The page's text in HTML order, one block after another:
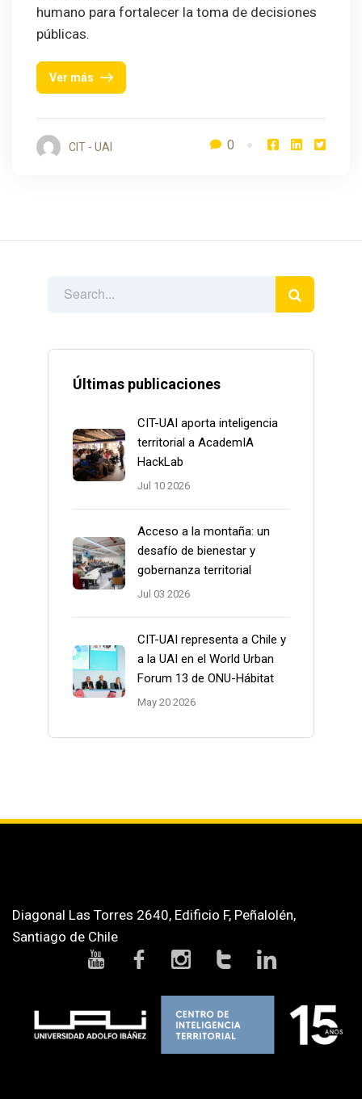
Últimas publicaciones
CIT-UAI aporta inteligencia
territorial a AcademIA
HackLab
Jul 10 2026
Acceso a la montaña: un
desafío de bienestar y
gobernanza territorial
Jul 03 2026
CIT-UAI representa a Chile y
a la UAI en el World Urban
Forum 13 de ONU-Hábitat
May 20 2026
humano para fortalecer la toma de decisiones
públicas.
Ver más
CIT - UAI 0
Diagonal Las Torres 2640, Edificio F, Peñalolén,
Santiago de Chile